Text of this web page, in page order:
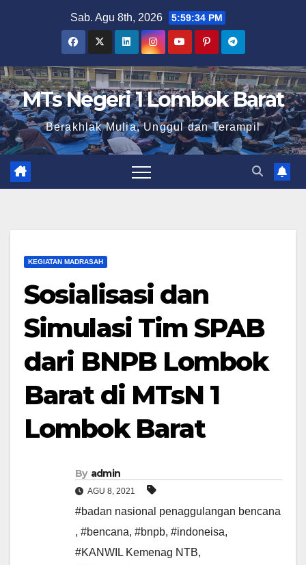
Sab. Agu 8th, 2026 5:59:35 PM
MTs Negeri 1 Lombok Barat
Berakhlak Mulia, Unggul dan Terampil
KEGIATAN MADRASAH
Sosialisasi dan
Simulasi Tim SPAB
dari BNPB Lombok
Barat di MTsN 1
Lombok Barat
By admin
AGU 8, 2021
#badan nasional penaggulangan bencana
, #bencana, #bnpb, #indoneisa,
#KANWIL Kemenag NTB,